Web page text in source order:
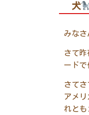
犬
みな
さて
ード
さて
アメ
れと